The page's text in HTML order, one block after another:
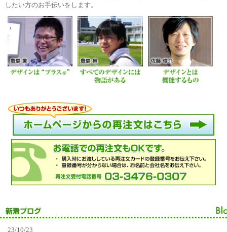
したい方のお手伝いをします。
23/10/23